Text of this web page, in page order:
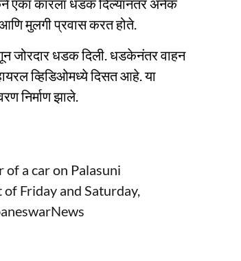
एका कारला धडक दिल्यानंतर अनेक
मुलगी प्रवास करत होते.
जोरदार धडक दिली. धडकेनंतर वाहन
व्हिडिओमध्ये दिसत आहे. या
निर्माण झाले.
a car on Palasuni
Friday and Saturday,